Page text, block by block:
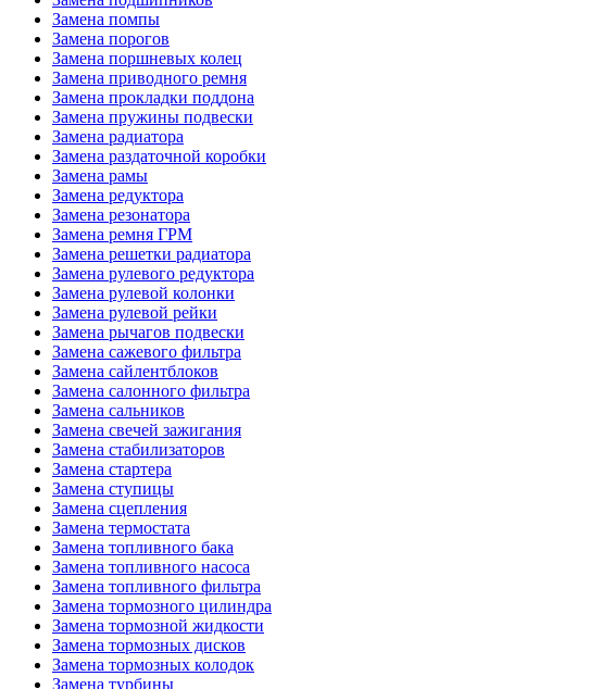
Замена помпы
Замена порогов
Замена поршневых колец
Замена приводного ремня
Замена прокладки поддона
Замена пружины подвески
Замена радиатора
Замена раздаточной коробки
Замена рамы
Замена редуктора
Замена резонатора
Замена ремня ГРМ
Замена решетки радиатора
Замена рулевого редуктора
Замена рулевой колонки
Замена рулевой рейки
Замена рычагов подвески
Замена сажевого фильтра
Замена сайлентблоков
Замена салонного фильтра
Замена сальников
Замена свечей зажигания
Замена стабилизаторов
Замена стартера
Замена ступицы
Замена сцепления
Замена термостата
Замена топливного бака
Замена топливного насоса
Замена топливного фильтра
Замена тормозного цилиндра
Замена тормозной жидкости
Замена тормозных дисков
Замена тормозных колодок
Замена турбины